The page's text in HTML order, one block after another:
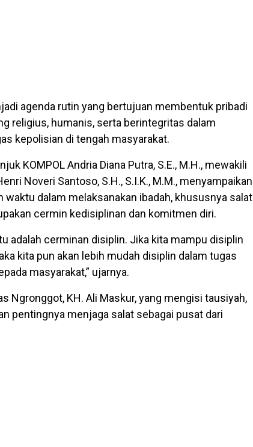
agenda rutin yang bertujuan membentuk pribadi
religius, humanis, serta berintegritas dalam
kepolisian di tengah masyarakat.
KOMPOL Andria Diana Putra, S.E., M.H., mewakili
Noveri Santoso, S.H., S.I.K., M.M., menyampaikan
waktu dalam melaksanakan ibadah, khususnya salat
cermin kedisiplinan dan komitmen diri.
adalah cerminan disiplin. Jika kita mampu disiplin
kita pun akan lebih mudah disiplin dalam tugas
masyarakat,” ujarnya.
Ngronggot, KH. Ali Maskur, yang mengisi tausiyah,
pentingnya menjaga salat sebagai pusat dari